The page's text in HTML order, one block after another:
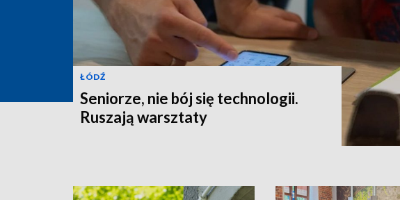
ŁÓDŹ
Seniorze, nie bój się technologii.
Ruszają warsztaty